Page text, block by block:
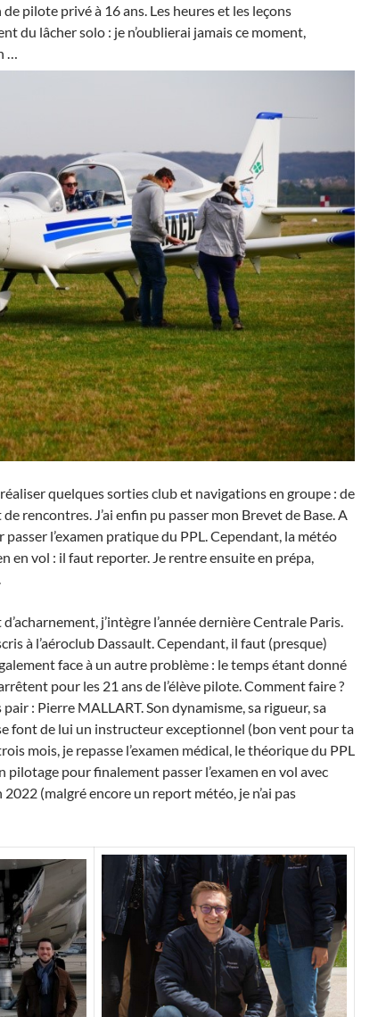
pilote privé à 16 ans. Les heures et les leçons
du lâcher solo : je n’oublierai jamais ce moment,
réaliser quelques sorties club et navigations en groupe : de
rencontres. J’ai enfin pu passer mon Brevet de Base. A
passer l’examen pratique du PPL. Cependant, la météo
en vol : il faut reporter. Je rentre ensuite en prépa,
j’intègre l’année dernière Centrale Paris.
à l’aéroclub Dassault. Cependant, il faut (presque)
face à un autre problème : le temps étant donné
pour les 21 ans de l’élève pilote. Comment faire ?
: Pierre MALLART. Son dynamisme, sa rigueur, sa
font de lui un instructeur exceptionnel (bon vent pour ta
mois, je repasse l’examen médical, le théorique du PPL
pilotage pour finalement passer l’examen en vol avec
(malgré encore un report météo, je n’ai pas